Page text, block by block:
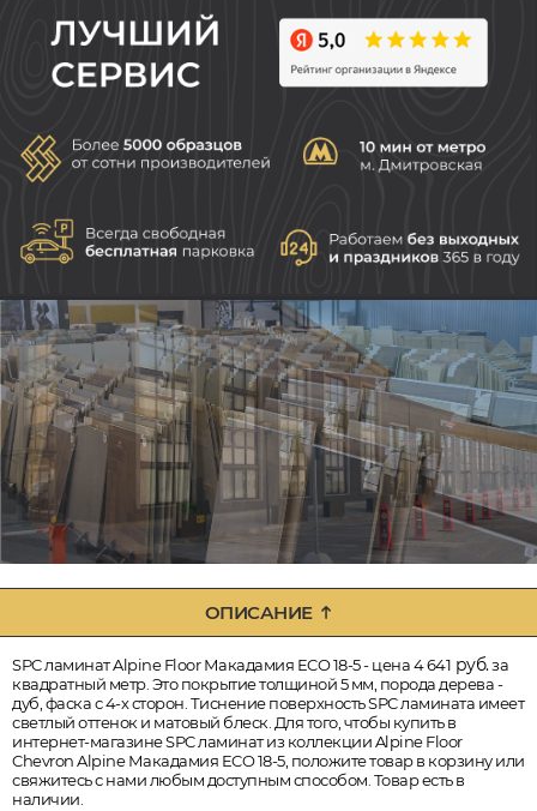
ОПИСАНИЕ
SPC ламинат Alpine Floor Макадамия ECO 18-5 - цена 4 641 руб.за
квадратный метр. Это покрытие толщиной 5 мм, порода дерева -
дуб, фаска с 4-х сторон. Тиснение поверхность SPC ламината имеет
светлый оттенок и матовый блеск. Для того, чтобы купить в
интернет-магазине SPC ламинат из коллекции Alpine Floor
Chevron Alpine Макадамия ECO 18-5, положите товар в корзину или
свяжитесь с нами любым доступным способом. Товар есть в
наличии.